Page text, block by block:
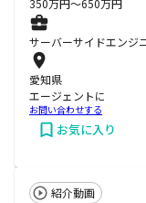
350万円〜650万円
サーバーサイドエンジ
愛知県
エージェントに
お問い合わせする
お気に入り
紹介動画